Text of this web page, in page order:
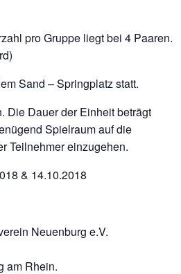
pro Gruppe liegt bei 4 Paaren.
Sand – Springplatz statt.
Die Dauer der Einheit beträgt
Spielraum auf die
Teilnehmer einzugehen.
& 14.10.2018
Neuenburg e.V.
am Rhein.